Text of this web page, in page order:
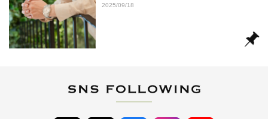
2025/09/18